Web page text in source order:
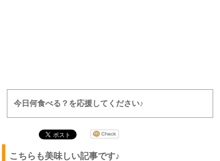
今日何食べる？を応援してください♪
こちらも美味しい記事です♪